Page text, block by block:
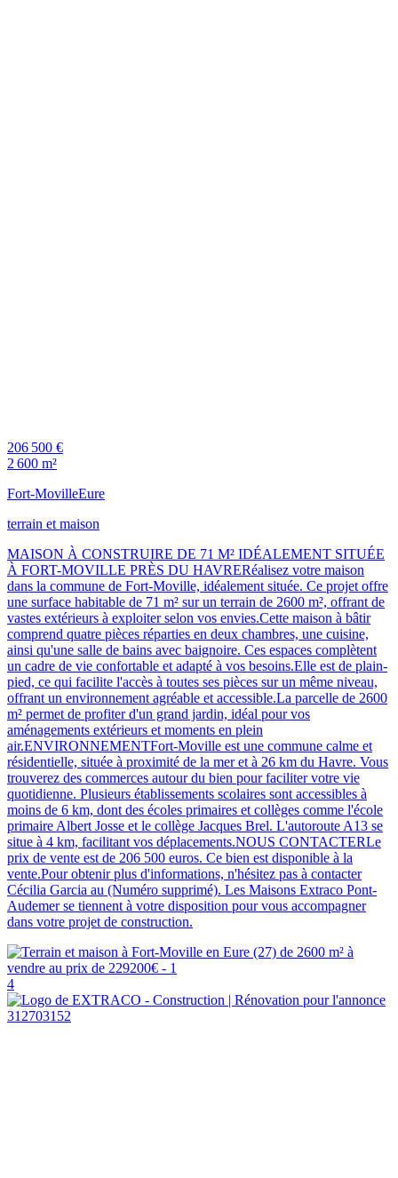
206 500 €
2 600 m²
Fort-MovilleEure
terrain et maison
MAISON À CONSTRUIRE DE 71 M² IDÉALEMENT SITUÉE
À FORT-MOVILLE PRÈS DU HAVRERéalisez votre maison
dans la commune de Fort-Moville, idéalement située. Ce projet offre
une surface habitable de 71 m² sur un terrain de 2600 m², offrant de
vastes extérieurs à exploiter selon vos envies.Cette maison à bâtir
comprend quatre pièces réparties en deux chambres, une cuisine,
ainsi qu'une salle de bains avec baignoire. Ces espaces complètent
un cadre de vie confortable et adapté à vos besoins.Elle est de plain-
pied, ce qui facilite l'accès à toutes ses pièces sur un même niveau,
offrant un environnement agréable et accessible.La parcelle de 2600
m² permet de profiter d'un grand jardin, idéal pour vos
aménagements extérieurs et moments en plein
air.ENVIRONNEMENTFort-Moville est une commune calme et
résidentielle, située à proximité de la mer et à 26 km du Havre. Vous
trouverez des commerces autour du bien pour faciliter votre vie
quotidienne. Plusieurs établissements scolaires sont accessibles à
moins de 6 km, dont des écoles primaires et collèges comme l'école
primaire Albert Josse et le collège Jacques Brel. L'autoroute A13 se
situe à 4 km, facilitant vos déplacements.NOUS CONTACTERLe
prix de vente est de 206 500 euros. Ce bien est disponible à la
vente.Pour obtenir plus d'informations, n'hésitez pas à contacter
Cécilia Garcia au (Numéro supprimé). Les Maisons Extraco Pont-
Audemer se tiennent à votre disposition pour vous accompagner
dans votre projet de construction.
4